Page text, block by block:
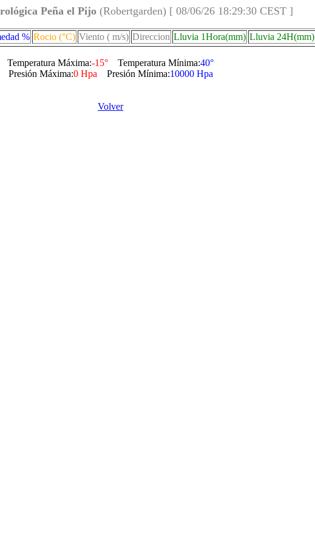
Peña el Pijo (Robertgarden) [ 08/06/26 18:29:30 CEST ]
% Rocio (°C) Viento ( m/s) Direccion Lluvia 1Hora(mm) Lluvia 24H(mm)
Temperatura Máxima:-15° Temperatura Mínima:40°
Presión Máxima:0 Hpa Presión Mínima:10000 Hpa
Volver